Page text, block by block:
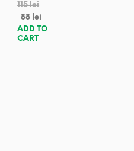
115lei
88 lei
ADD TO
CART